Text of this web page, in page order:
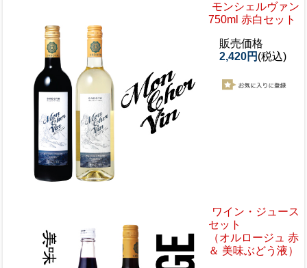
モンシェルヴァン
750ml 赤白セット
販売価格
2,420円 (税込)
ワイン・ジュース
セット
（オルロージュ 赤
＆ 美味ぶどう液）